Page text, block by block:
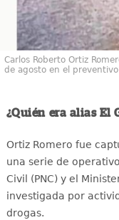
Carlos Roberto Ortiz
de agosto en el
¿Quién era alias El
Ortiz Romero fue
una serie de
Civil (PNC) y el
investigada por
drogas.